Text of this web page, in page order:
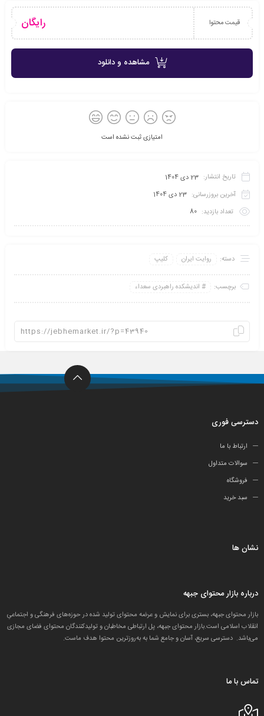
قیمت محتوا رایگان
مشاهده و دانلود
امتیازی ثبت نشده است
تاریخ انتشار: 23 دی 1404
آخرین بروزرسانی: 23 دی 1404
تعداد بازدید: 80
دسته: روایت ایران کلیپ
برچسب: اندیشکده راهبردی سعداء
دسترسی فوری
ارتباط با ما
سوالات متداول
فروشگاه
سبد خرید
نشان ها
درباره بازار محتوای جبهه
بازار محتوای جبهه، بستری برای نمایش و عرضه محتوای تولید شده در حوزه‌های فرهنگی و اجتماعیِ
انقلاب اسلامی است.بازار محتوای جبهه، پل ارتباطی مخاطبان و تولید‌کنندگان محتوای فضای مجازی
می‌باشد. دسترسی سریع، آسان و جامع شما به به‌روزترین محتوا هدف ماست.
تماس با ما